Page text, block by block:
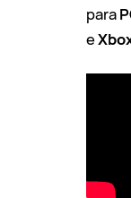
para
e